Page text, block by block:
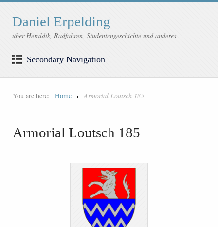
Daniel Erpelding
über Heraldik, Radfahren, Studentengeschichte und anderes
Secondary Navigation
You are here: Home Armorial Loutsch 185
Armorial Loutsch 185